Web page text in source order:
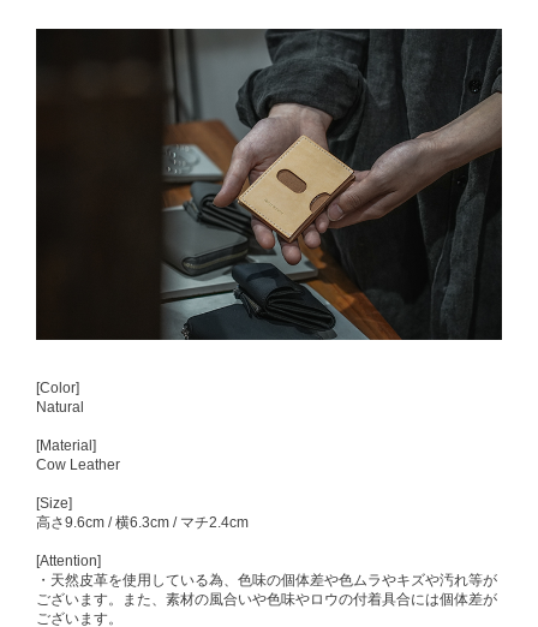
[Color]
Natural
[Material]
Cow Leather
[Size]
高さ9.6cm / 横6.3cm / マチ2.4cm
[Attention]
・天然皮革を使用している為、色味の個体差や色ムラやキズや汚れ等が
ございます。また、素材の風合いや色味やロウの付着具合には個体差が
ございます。